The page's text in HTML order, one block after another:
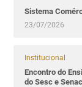
Sistema
23/07/2026
Institucional
Encontro do
do Sesc e